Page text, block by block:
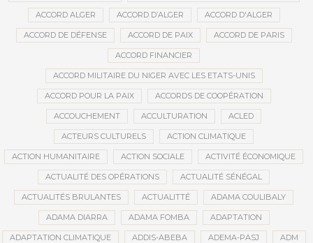
ACCORD ALGER ACCORD D’ALGER ACCORD D'ALGER
ACCORD DE DÉFENSE ACCORD DE PAIX ACCORD DE PARIS
ACCORD FINANCIER
ACCORD MILITAIRE DU NIGER AVEC LES ETATS-UNIS
ACCORD POUR LA PAIX ACCORDS DE COOPÉRATION
ACCOUCHEMENT ACCULTURATION ACLED
ACTEURS CULTURELS ACTION CLIMATIQUE
ACTION HUMANITAIRE ACTION SOCIALE ACTIVITÉ ÉCONOMIQUE
ACTUALITÉ DES OPÉRATIONS ACTUALITÉ SÉNÉGAL
ACTUALITÉS BRULANTES ACTUALITTÉ ADAMA COULIBALY
ADAMA DIARRA ADAMA FOMBA ADAPTATION
ADAPTATION CLIMATIQUE ADDIS-ABEBA ADEMA-PASJ ADM